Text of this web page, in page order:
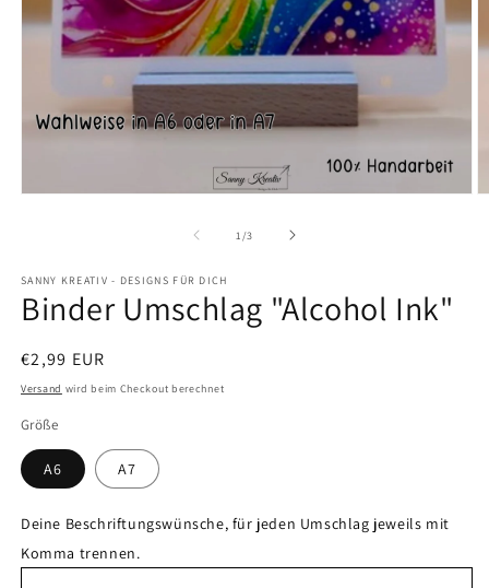
1/von
3
SANNY KREATIV - DESIGNS FÜR DICH
Binder Umschlag "Alcohol Ink"
Normaler
Preis
€2,99 EUR
Versand wird beim Checkout berechnet
Größe
A6 A7
Deine Beschriftungswünsche, für jeden Umschlag jeweils mit
Komma trennen.